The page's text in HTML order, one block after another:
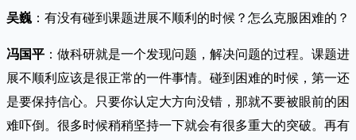
吴巍 ：有没有碰到课题进展不顺利的时候？怎么克服困难的？
冯国平 ：做科研就是一个发现问题，解决问题的过程。课题进
展不顺利应该是很正常的一件事情。碰到困难的时候，第一还
是要保持信心。只要你认定大方向没错，那就不要被眼前的困
难吓倒。很多时候稍稍坚持一下就会有很多重大的突破。再有